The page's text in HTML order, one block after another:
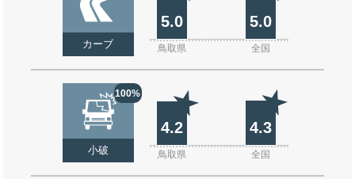
カーブ
5.0 5.0
鳥取県 全国
100%
小破
4.2 4.3
鳥取県 全国